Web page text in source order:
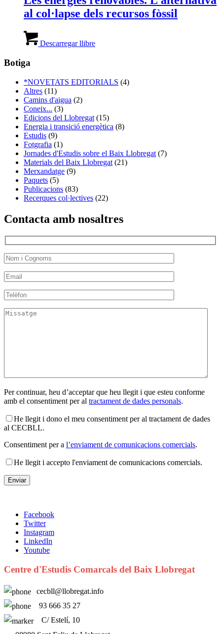
al col·lapse dels recursos fòssil
Descarregar llibre
Botiga
*NOVETATS EDITORIALS (4)
Altres (11)
Camins d'aigua (2)
Coneix... (3)
Edicions del Llobregat (15)
Energia i transició energètica (8)
Estudis (9)
Fotgrafia (1)
Jornades d'Estudis sobre el Baix Llobregat (7)
Materials del Baix Llobregat (21)
Merxandatge (9)
Paquets (5)
Publicacions (83)
Recerques col·lectives (22)
Contacta amb nosaltres
Per continuar, heu d’acceptar que heu llegit i que esteu conforme
amb el consentiment per al tractament de dades personals.
He llegit i dono el meu consentiment per al tractament de dades
al CECBLL.
Consentiment per a l’enviament de comunicacions comercials.
He llegit i accepto l'enviament de comunicacions comercials.
Facebook
Twitter
Instagram
LinkedIn
Youtube
Centre d'Estudis Comarcals del Baix Llobregat
cecbll@llobregat.info
93 666 35 27
C/ Estelí, 10